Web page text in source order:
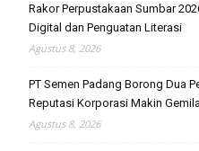
Rakor Perpustakaan Sumbar
Digital dan Penguatan Literasi
Agustus 8, 2026
PT Semen Padang Borong Dua
Reputasi Korporasi Makin
Agustus 8, 2026